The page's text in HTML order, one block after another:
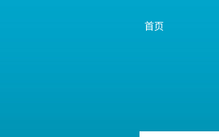
首页